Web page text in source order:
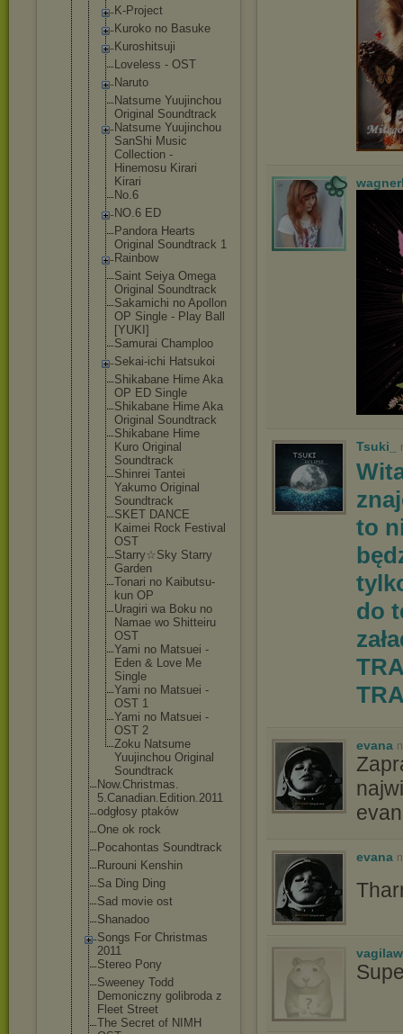
K-Project
Kuroko no Basuke
Kuroshitsuji
Loveless - OST
Naruto
Natsume Yuujinchou
Original Soundtrack
Natsume Yuujinchou
SanShi Music
Collection -
Hinemosu Kirari
Kirari
No.6
NO.6 ED
Pandora Hearts
Original Soundtrack 1
Rainbow
Saint Seiya Omega
Original Soundtrack
Sakamichi no Apollon
OP Single - Play Ball
[YUKI]
Samurai Champloo
Sekai-ichi Hatsukoi
Shikabane Hime Aka
OP ED Single
Shikabane Hime Aka
Original Soundtrack
Shikabane Hime
Kuro Original
Soundtrack
Shinrei Tantei
Yakumo Original
Soundtrack
SKET DANCE
Kaimei Rock Festival
OST
Starry☆Sky Starry
Garden
Tonari no Kaibutsu-
kun OP
Uragiri wa Boku no
Namae wo Shitteiru
OST
Yami no Matsuei -
Eden & Love Me
Single
Yami no Matsuei -
OST 1
Yami no Matsuei -
OST 2
Zoku Natsume
Yuujinchou Original
Soundtrack
Now.Christmas.
5.Canadian.Edition.2011
odgłosy ptaków
One ok rock
Pocahontas Soundtrack
Rurouni Kenshin
Sa Ding Ding
Sad movie ost
Shanadoo
Songs For Christmas
2011
Stereo Pony
Sweeney Todd
Demoniczny golibroda z
Fleet Street
The Secret of NIMH
Tsuki_
to
do
evana
evana